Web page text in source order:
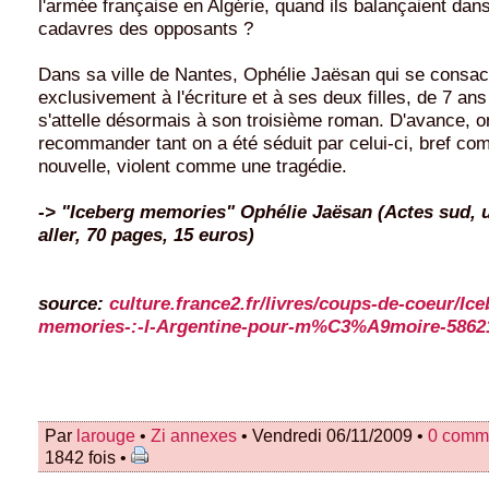
l'armée française en Algérie, quand ils balançaient
cadavres des opposants ?
Dans sa ville de Nantes, Ophélie Jaësan qui se
exclusivement à l'écriture et à ses deux filles, de 7
s'attelle désormais à son troisième roman. D'avance,
recommander tant on a été séduit par celui-ci, bref
nouvelle, violent comme une tragédie.
-> "Iceberg memories" Ophélie Jaësan (Actes sud,
aller, 70 pages, 15 euros)
source: culture.france2.fr/livres/coups-de-coeur/
memories-:-l-Argentine-pour-m%C3%A9moire-
Par larouge • Zi annexes • Vendredi 06/11/2009 • 0
1842 fois •